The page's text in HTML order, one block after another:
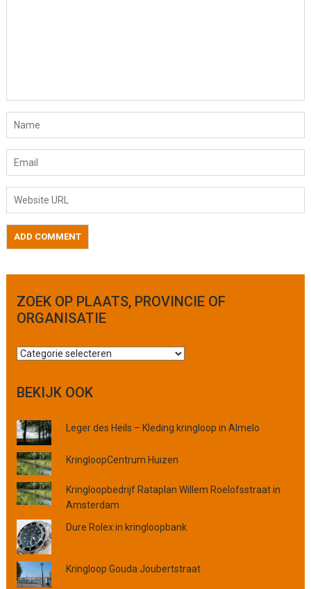
ZOEK OP PLAATS, PROVINCIE OF
ORGANISATIE
Z
k
p
p
l
a
a
t
s
,
p
r
o
BEKIJK OOK
Leger des Heils – Kleding kringloop in Almelo
KringloopCentrum Huizen
Kringloopbedrijf Rataplan Willem Roelofsstraat in
Amsterdam
Dure Rolex in kringloopbank
Kringloop Gouda Joubertstraat